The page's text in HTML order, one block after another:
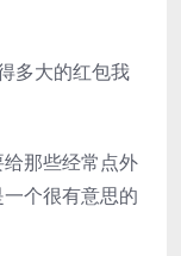
多大的红包我
那些经常点外
个很有意思的